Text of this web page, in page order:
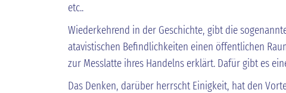
etc..
Wiederkehrend in der Geschichte, gibt die
atavistischen Befindlichkeiten einen öffentlichen
zur Messlatte ihres Handelns erklärt. Dafür gibt es
Das Denken, darüber herrscht Einigkeit, hat den